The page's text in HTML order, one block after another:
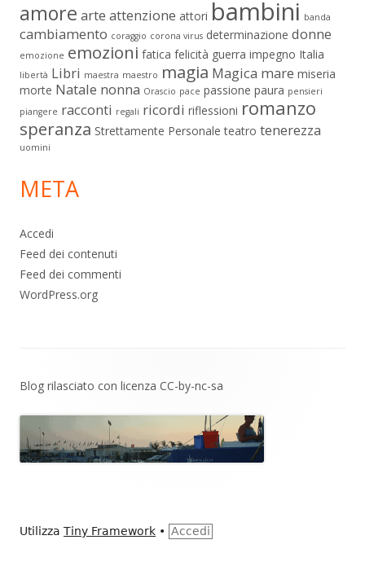
amore arte attenzione attori bambini banda
cambiamento coraggio corona virus determinazione donne
emozione emozioni fatica felicità guerra impegno Italia
libertà Libri maestra maestro magia Magica mare miseria
morte Natale nonna Orascio pace passione paura pensieri
piangere racconti regali ricordi riflessioni romanzo
speranza Strettamente Personale teatro tenerezza
uomini
META
Accedi
Feed dei contenuti
Feed dei commenti
WordPress.org
piè
di
pagina
Blog rilasciato con licenza CC-by-nc-sa
Utilizza Tiny Framework • Accedi